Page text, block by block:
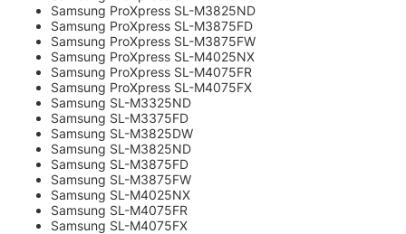
Samsung ProXpress SL-M3825ND
Samsung ProXpress SL-M3875FD
Samsung ProXpress SL-M3875FW
Samsung ProXpress SL-M4025NX
Samsung ProXpress SL-M4075FR
Samsung ProXpress SL-M4075FX
Samsung SL-M3325ND
Samsung SL-M3375FD
Samsung SL-M3825DW
Samsung SL-M3825ND
Samsung SL-M3875FD
Samsung SL-M3875FW
Samsung SL-M4025NX
Samsung SL-M4075FR
Samsung SL-M4075FX